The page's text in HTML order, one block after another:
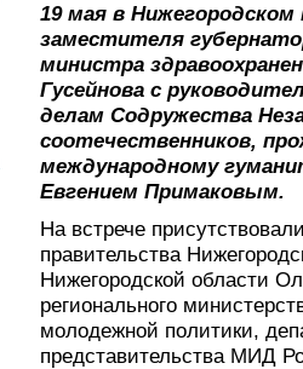
19 мая в
заместителя
министра
Гусейнова с
делам Содружества
соотечественников,
международному
Евгением Примаковым.
На встрече
правительства
Нижегородской области
регионального
молодежной политики,
представительства МИД